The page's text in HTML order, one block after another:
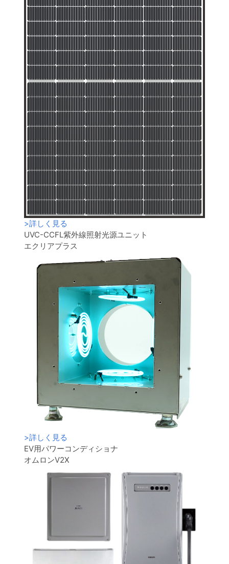
>詳しく見る
UVC-CCFL紫外線照射光源ユニット
エクリアプラス
>詳しく見る
EV用パワーコンディショナ
オムロンV2X